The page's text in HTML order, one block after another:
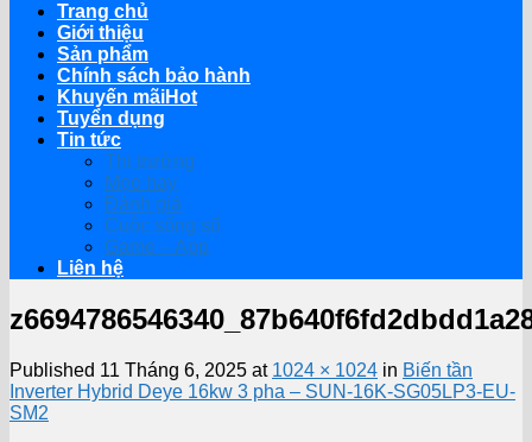
Trang chủ
Giới thiệu
Sản phẩm
Chính sách bảo hành
Khuyến mãi
Tuyển dụng
Tin tức
Thị trường
Mẹo hay
Đánh giá
Cuộc sống số
Game – App
Liên hệ
Published 11 Tháng 6, 2025 at 1024 × 1024 in Biến tần
Inverter Hybrid Deye 16kw 3 pha – SUN-16K-SG05LP3-EU-
SM2